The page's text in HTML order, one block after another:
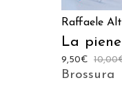
Raffaele
La
10,00
9,50€
Brossura